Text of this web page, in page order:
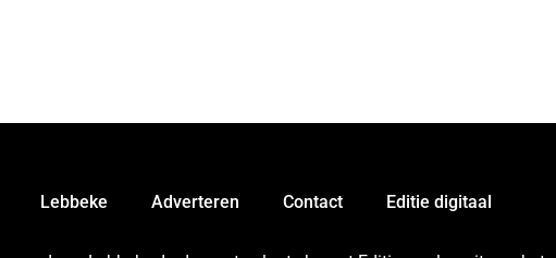
Lebbeke Adverteren Contact Editie digitaal